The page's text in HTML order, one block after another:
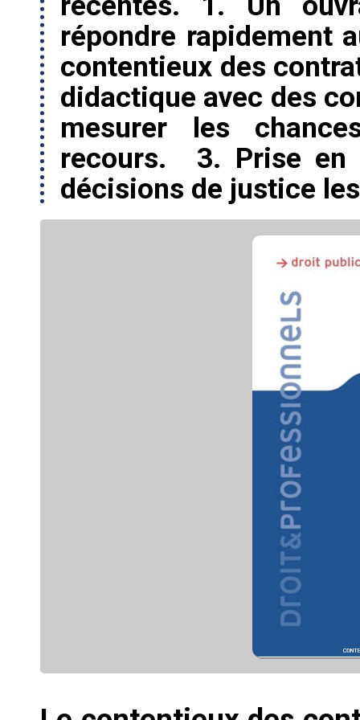
répondre rapidement
contentieux des
didactique avec des
mesurer les
recours. 3. Prise en
décisions de justice